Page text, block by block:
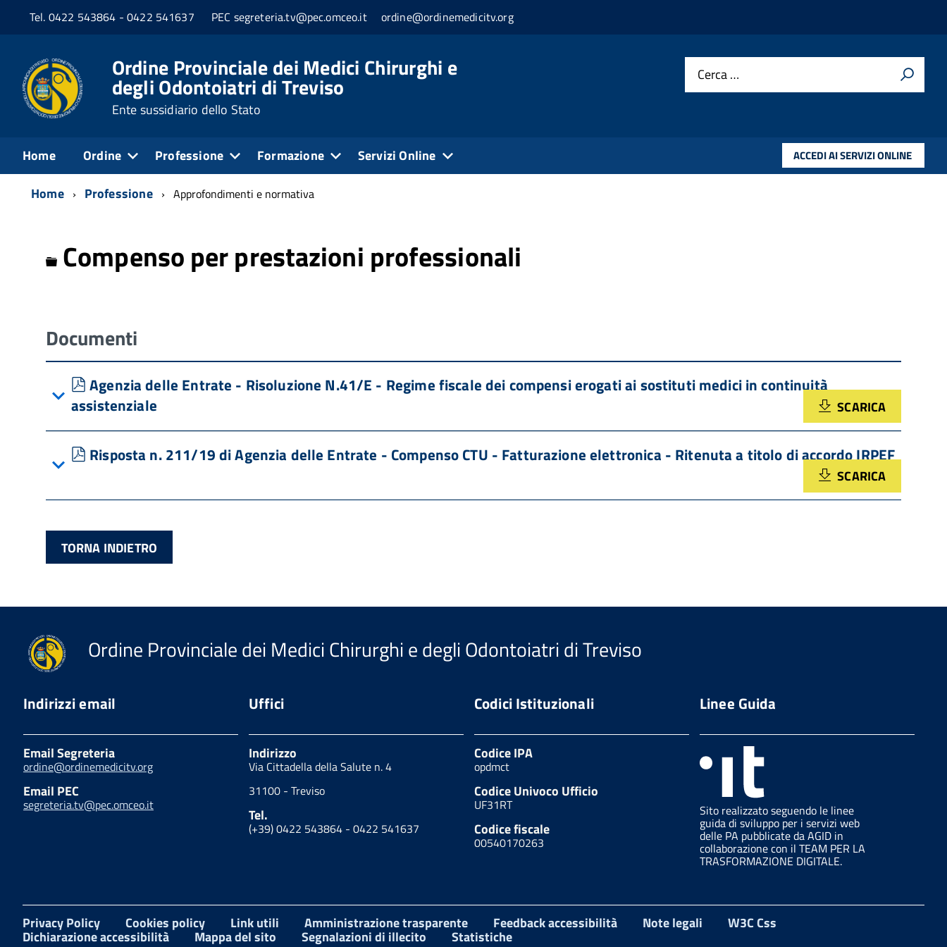
Tel. 0422 543864 - 0422 541637 PEC segreteria.tv@pec.omceo.it ordine@ordinemedicitv.org
Ordine Provinciale dei Medici Chirurghi e
degli Odontoiatri di Treviso
Ente sussidiario dello Stato
Cerca …
Home Ordine Professione Formazione Servizi Online ACCEDI AI SERVIZI ONLINE
Home Professione Approfondimenti e normativa
Cartella
Compenso per prestazioni professionali
Documenti
pdf
Agenzia delle Entrate - Risoluzione N.41/E - Regime fiscale dei compensi erogati ai sostituti medici in continuità
assistenziale
SCARICA
pdf
Risposta n. 211/19 di Agenzia delle Entrate - Compenso CTU - Fatturazione elettronica - Ritenuta a titolo di accordo IRPEF
SCARICA
TORNA INDIETRO
Ordine Provinciale dei Medici Chirurghi e degli Odontoiatri di Treviso
Indirizzi email
Email Segreteria
ordine@ordinemedicitv.org
Email PEC
segreteria.tv@pec.omceo.it
Uffici
Indirizzo
Via Cittadella della Salute n. 4
31100 - Treviso
Tel.
(+39) 0422 543864 - 0422 541637
Codici Istituzionali
Codice IPA
opdmct
Codice Univoco Ufficio
UF31RT
Codice fiscale
00540170263
Linee Guida
Sito realizzato seguendo le linee
guida di sviluppo per i servizi web
delle PA pubblicate da AGID in
collaborazione con il TEAM PER LA
TRASFORMAZIONE DIGITALE.
Privacy Policy Cookies policy Link utili Amministrazione trasparente Feedback accessibilità Note legali W3C Css
Dichiarazione accessibilità Mappa del sito Segnalazioni di illecito Statistiche